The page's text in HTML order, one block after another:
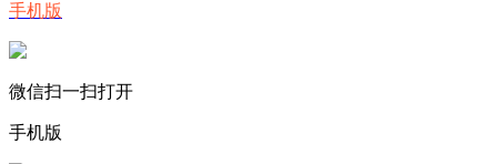
手机版
微信扫一扫打开
手机版